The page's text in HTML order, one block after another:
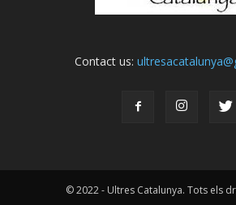
Contact us:
© 2022 - Ultres Catalunya. Tots els